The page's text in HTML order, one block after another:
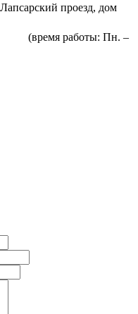
проезд, дом
(время работы: Пн. –